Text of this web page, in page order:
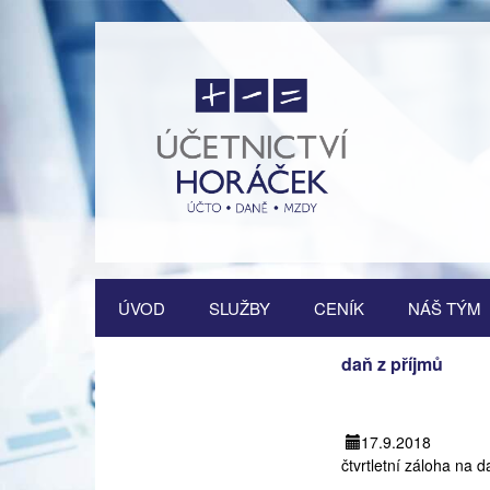
obsahu
ÚVOD SLUŽBY
Vedení mzdové agendy
CENÍK NÁŠ TÝM
daň z příjmů
17.9.2018
čtvrtletní záloha na